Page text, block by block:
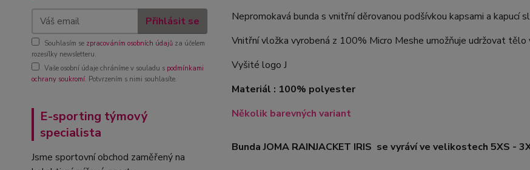
Přihlásit se
Souhlasím se zpracováním osobních údajů za účelem
rozesílky newsletteru.
Vaše osobní údaje chráníme v souladu s podmínkami
ochrany soukromí. Potvrzením s nimi souhlasíte.
E-sporting týmový
specialista
Jsme sportovní obchod zaměřený na
Nepromokavá bunda s vnitřní děrovanou podšívkou kapsami a kapucí
Vnitřní vložka vyrobená z 100% Micro Meshe umožňuje udržovat tělo
Vyšité logo J
Materiál : 100% polyester
Několik barevných variant
Bunda JOMA RAINJACKET IRIS se vyráví ve velikostech 5XS -